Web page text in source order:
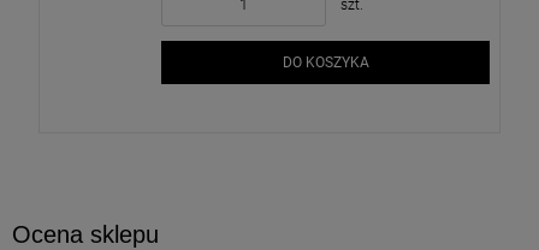
szt.
DO KOSZYKA
Ocena sklepu